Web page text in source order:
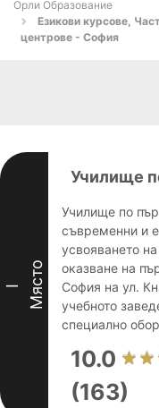
Орли Образование
Езикови курсове,
центрове - София
I Място
Училище
Училище по
съвременни и
усвояването
оказване на
София на ул.
учебното
специално
10.0
(163)